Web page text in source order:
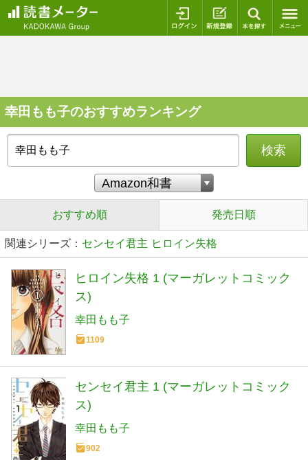
ログイン 新規登録
幸田もも子のおすすめランキング
検索
おすすめ順 発売日順
関連シリーズ： センセイ君主 ヒロイン失格
ヒロイン失格 1 (マーガレットコミック
ス)
幸田もも子
1109
センセイ君主 1 (マーガレットコミック
ス)
幸田もも子
902